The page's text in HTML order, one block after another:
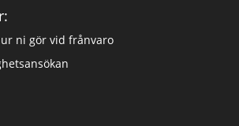
ni gör vid frånvaro